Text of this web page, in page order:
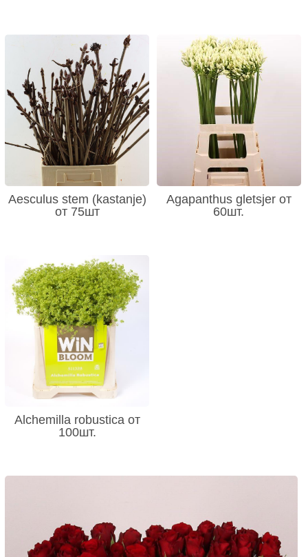
Aesculus stem (kastanje)
от 75шт
Agapanthus gletsjer от
60шт.
Alchemilla robustica от
100шт.